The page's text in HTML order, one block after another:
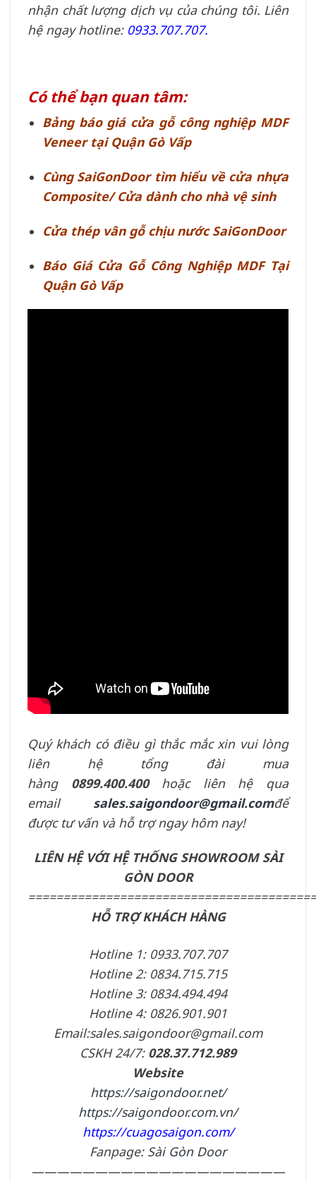
nhận chất lượng dịch vụ của chúng tôi. Liên
hệ ngay hotline: 0933.707.707.
Có thể bạn quan tâm:
Bảng báo giá cửa gỗ công nghiệp MDF
Veneer tại Quận Gò Vấp
Cùng SaiGonDoor tìm hiểu về cửa nhựa
Composite/ Cửa dành cho nhà vệ sinh
Cửa thép vân gỗ chịu nước SaiGonDoor
Báo Giá Cửa Gỗ Công Nghiệp MDF Tại
Quận Gò Vấp
Quý khách có điều gì thắc mắc xin vui lòng
liên hệ tổng đài mua
hàng 0899.400.400hoặc liên hệ qua
email sales.saigondoor@gmail.comđể
được tư vấn và hỗ trợ ngay hôm nay!
LIÊN HỆ VỚI HỆ THỐNG SHOWROOM SÀI
GÒN DOOR
HỖ TRỢ KHÁCH HÀNG
Hotline 1: 0933.707.707
Hotline 2: 0834.715.715
Hotline 3: 0834.494.494
Hotline 4: 0826.901.901
Email:sales.saigondoor@gmail.com
CSKH 24/7: 028.37.712.989
Website
https://saigondoor.net/
https://saigondoor.com.vn/
https://cuagosaigon.com/
Fanpage: Sài Gòn Door
————————————————————